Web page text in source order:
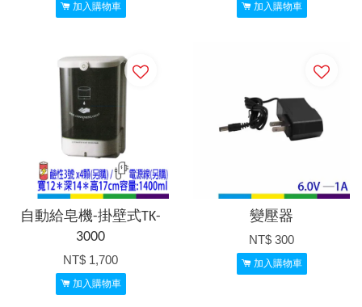
加入購物車 加入購物車
自動給皂機-掛壁式TK-
3000
NT$ 1,700
加入購物車
變壓器
NT$ 300
加入購物車